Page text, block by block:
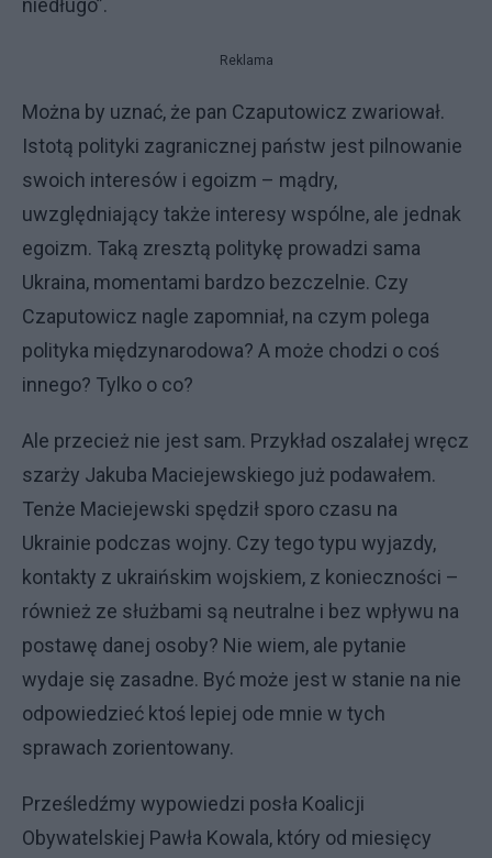
Reklama
Można by uznać, że pan Czaputowicz zwariował.
Istotą polityki zagranicznej państw jest pilnowanie
swoich interesów i egoizm – mądry,
uwzględniający także interesy wspólne, ale jednak
egoizm. Taką zresztą politykę prowadzi sama
Ukraina, momentami bardzo bezczelnie. Czy
Czaputowicz nagle zapomniał, na czym polega
polityka międzynarodowa? A może chodzi o coś
innego? Tylko o co?
Ale przecież nie jest sam. Przykład oszalałej wręcz
szarży Jakuba Maciejewskiego już podawałem.
Tenże Maciejewski spędził sporo czasu na
Ukrainie podczas wojny. Czy tego typu wyjazdy,
kontakty z ukraińskim wojskiem, z konieczności –
również ze służbami są neutralne i bez wpływu na
postawę danej osoby? Nie wiem, ale pytanie
wydaje się zasadne. Być może jest w stanie na nie
odpowiedzieć ktoś lepiej ode mnie w tych
sprawach zorientowany.
Prześledźmy wypowiedzi posła Koalicji
Obywatelskiej Pawła Kowala, który od miesięcy